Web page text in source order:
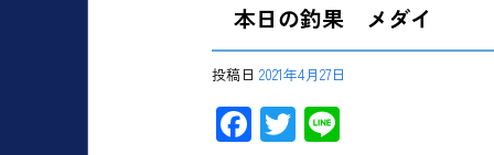
本日の釣果 メダイ
投稿日 2021年4月27日
F T